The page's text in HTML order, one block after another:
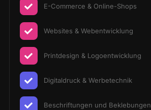
E-Commerce & Online-Shops
Websites & Webentwicklung
Printdesign & Logoentwicklung
Digitaldruck & Werbetechnik
Beschriftungen und Beklebungen